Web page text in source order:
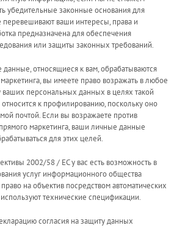
убедительные законные основания для
перевешивают ваши интересы, права и
предназначена для обеспечения
или защиты законных требований.
относящиеся к вам, обрабатываются
вы имеете право возражать в любое
ваших персональных данных в целях такой
к профилированию, поскольку оно
почтой. Если вы возражаете против
маркетинга, ваши личные данные
для этих целей.
2002/58 / EC у вас есть возможность в
услуг информационного общества
на объектив посредством автоматических
технические спецификации.
согласия на защиту данных